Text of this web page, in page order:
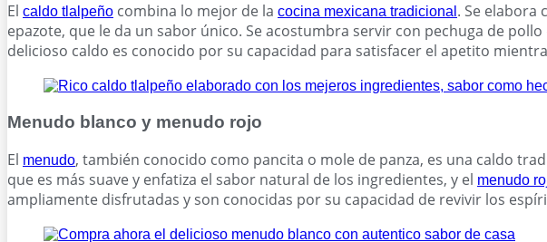
El caldo tlalpeño combina lo mejor de la cocina mexicana tradicional . Se elabora
epazote, que le da un sabor único. Se acostumbra servir con pechuga de
delicioso caldo es conocido por su capacidad para satisfacer el apetito
Menudo blanco y menudo rojo
El menudo, también conocido como pancita o mole de panza, es una caldo
que es más suave y enfatiza el sabor natural de los ingredientes, y el menudo
ampliamente disfrutadas y son conocidas por su capacidad de revivir los